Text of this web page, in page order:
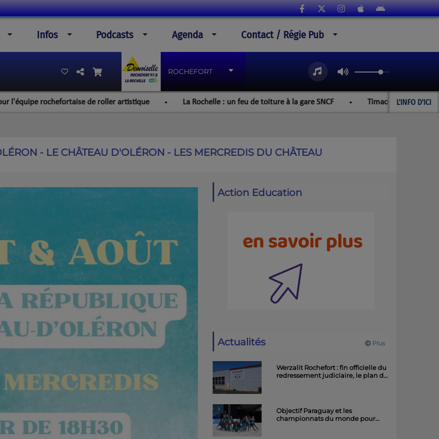
Infos Podcasts Agenda Contact / Régie Pub
ROCHEFORT
L'INFO D'ICI
de roller artistique La Rochelle : un feu de toiture à la gare SNCF Timac-Agro : le Collectif de Défense de
- LE CHÂTEAU D'OLÉRON - LES MERCREDIS DU CHÂTEAU
Action Education
Plus
Actualités
Werzalit Rochefort : fin officielle du
redressement judiciaire, le plan de
Objectif Paraguay et les
championnats du monde pour